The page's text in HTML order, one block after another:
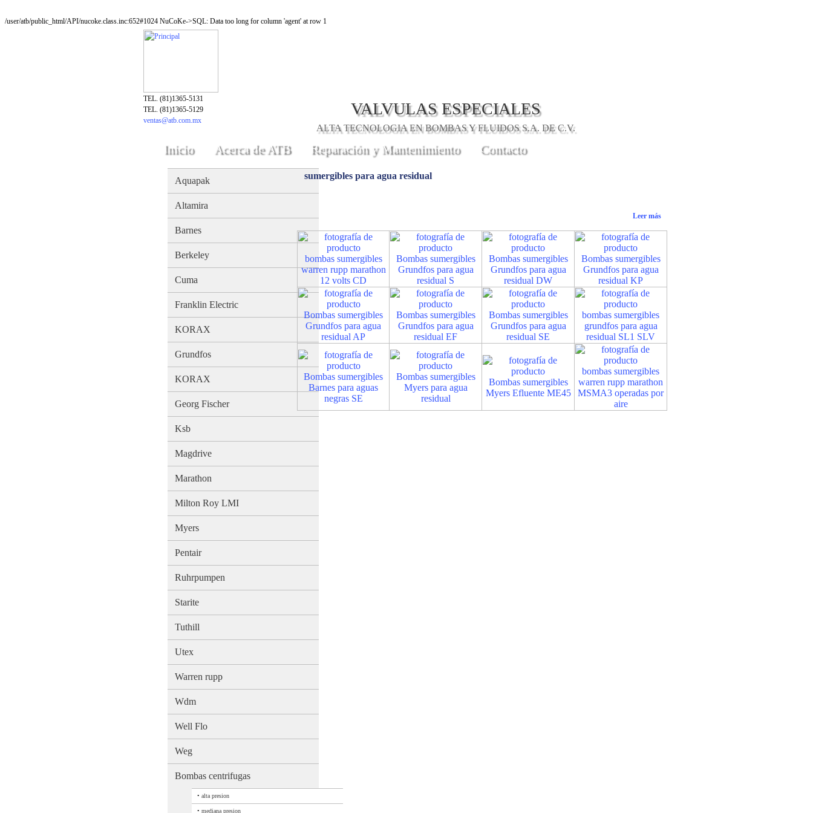
/user/atb/public_html/API/nucoke.class.inc:652#1024 NuCoKe->SQL: Data too long for column 'agent' at row 1
VALVULAS ESPECIALES
TEL. (81)1365-5131
TEL. (81)1365-5129
ventas@atb.com.mx
ALTA TECNOLOGIA EN BOMBAS Y FLUIDOS S.A. DE C.V.
Inicio Acerca de ATB Reparación y Mantenimiento Contacto
Aquapak
Altamira
Barnes
Berkeley
Cuma
Franklin Electric
KORAX
Grundfos
KORAX
Georg Fischer
Ksb
Magdrive
Marathon
Milton Roy LMI
Myers
Pentair
Ruhrpumpen
Starite
Tuthill
Utex
Warren rupp
Wdm
Well Flo
Weg
Bombas centrifugas
• alta presion
• mediana presion
sumergibles para agua residual
Leer más
bombas sumergibles
warren rupp marathon
12 volts CD
Bombas sumergibles
Grundfos para agua
residual S
Bombas sumergibles
Grundfos para agua
residual DW
Bombas sumergibles
Grundfos para agua
residual KP
Bombas sumergibles
Grundfos para agua
residual AP
Bombas sumergibles
Grundfos para agua
residual EF
Bombas sumergibles
Grundfos para agua
residual SE
bombas sumergibles
grundfos para agua
residual SL1 SLV
Bombas sumergibles
Barnes para aguas
negras SE
Bombas sumergibles
Myers para agua
residual
Bombas sumergibles
Myers Efluente ME45
bombas sumergibles
warren rupp marathon
MSMA3 operadas por
aire